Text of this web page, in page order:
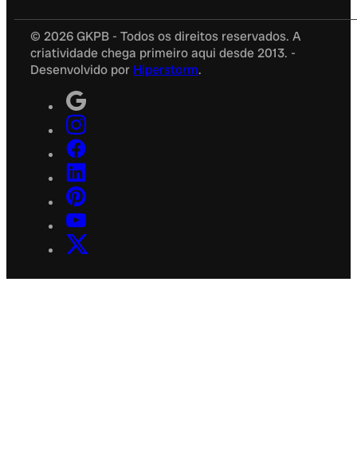
© 2026 GKPB - Todos os direitos reservados. A
criatividade chega primeiro aqui desde 2013. -
Desenvolvido por Hiperstorm.